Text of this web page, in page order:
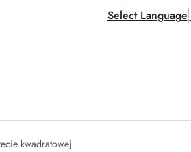
Select Language
kwadratowej